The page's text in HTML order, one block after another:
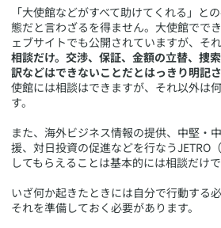
「大使館などがすべて助けてくれる」と
態だと言わざるを得ません。大使館でで
ェブサイトでも公開されていますが、それ
相談だけ。交渉、保証、金額の立替、捜
訳などはできないことだとはっきり明記さ
使館には相談はできますが、それ以外は
す。
また、海外ビジネス情報の提供、中堅・
援、対日投資の促進などを行なうJETRO
してもらえることは基本的には相談だけで
いざ何か起きたときには自分で行動する
それを準備しておく必要があります。